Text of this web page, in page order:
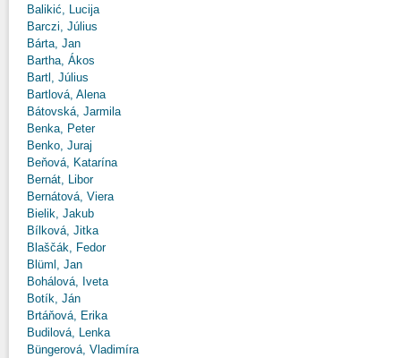
Balikić, Lucija
Barczi, Július
Bárta, Jan
Bartha, Ákos
Bartl, Július
Bartlová, Alena
Bátovská, Jarmila
Benka, Peter
Benko, Juraj
Beňová, Katarína
Bernát, Libor
Bernátová, Viera
Bielik, Jakub
Bílková, Jitka
Blaščák, Fedor
Blüml, Jan
Bohálová, Iveta
Botík, Ján
Brtáňová, Erika
Budilová, Lenka
Büngerová, Vladimíra